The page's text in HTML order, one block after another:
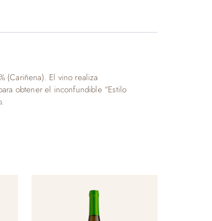
(Cariñena). El vino realiza
obtener el inconfundible “Estilo